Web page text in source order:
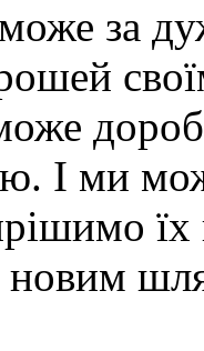
за
І ми
їх
новим